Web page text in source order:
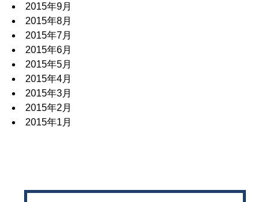
2015年9月
2015年8月
2015年7月
2015年6月
2015年5月
2015年4月
2015年3月
2015年2月
2015年1月